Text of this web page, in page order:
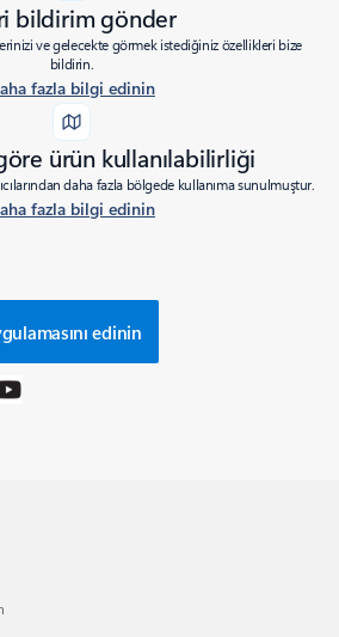
bildirim gönder
ve gelecekte görmek istediğiniz özellikleri bize
bildirin.
fazla bilgi edinin
ürün kullanılabilirliği
daha fazla bölgede kullanıma sunulmuştur.
fazla bilgi edinin
edinin